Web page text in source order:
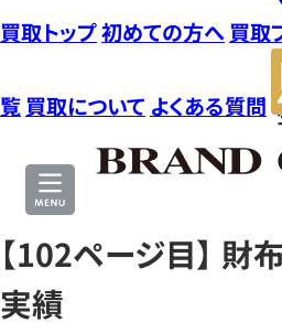
買取トップ初めての方へ 買取
覧 買取について よくある質問
【102ページ目】 財
実績